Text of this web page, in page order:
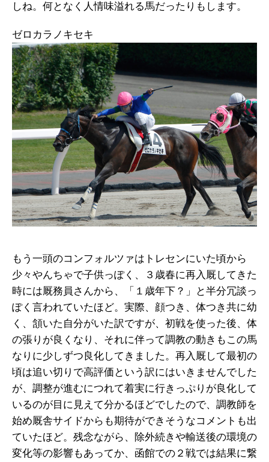
しね。何となく人情味溢れる馬だったりもします。
ゼロカラノキセキ
もう一頭のコンフォルツァはトレセンにいた頃から
少々やんちゃで子供っぽく、３歳春に再入厩してきた
時には厩務員さんから、「１歳年下？」と半分冗談っ
ぽく言われていたほど。実際、顔つき、体つき共に幼
く、頷いた自分がいた訳ですが、初戦を使った後、体
の張りが良くなり、それに伴って調教の動きもこの馬
なりに少しずつ良化してきました。再入厩して最初の
頃は追い切りで高評価という訳にはいきませんでした
が、調整が進むにつれて着実に行きっぷりが良化して
いるのが目に見えて分かるほどでしたので、調教師を
始め厩舎サイドからも期待ができそうなコメントも出
ていたほど。残念ながら、除外続きや輸送後の環境の
変化等の影響もあってか、函館での２戦では結果に繋